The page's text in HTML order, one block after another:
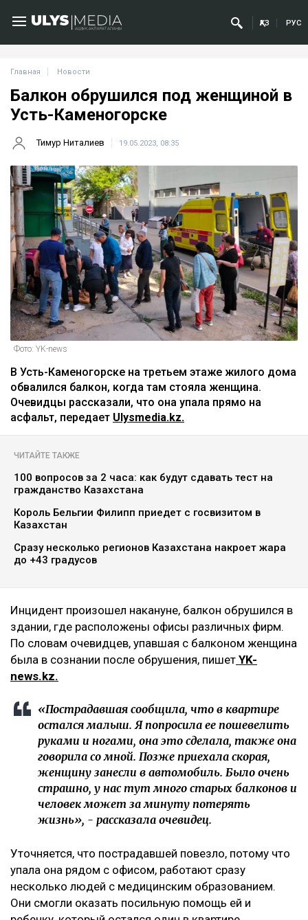
ҚАЗ РУС
Главная Новости
Балкон обрушился под женщиной в
Усть-Каменогорске
Тимур Ниталиев 19.05.2023, 08:35
Фото: YK-news
В Усть-Каменогорске на третьем этаже жилого дома
обвалился балкон, когда там стояла женщина.
Очевидцы рассказали, что она упала прямо на
асфальт, передает Ulysmedia.kz.
ЧИТАЙТЕ ТАКЖЕ
100 вопросов за 2 часа: как будут сдавать тест на
гражданство Казахстана
Король Бельгии Филипп приедет с госвизитом в
Казахстан
Сразу несколько регионов Казахстана накроет жара
до +43 градусов
Инцидент произошел накануне, балкон обрушился в
здании, где расположены офисы различных фирм.
По словам очевидцев, упавшая с балконом женщина
была в сознании после обрушения, пишет YK-
news.kz.
«Пострадавшая сообщила, что в квартире
остался малыш. Я попросила ее пошевелить
руками и ногами, она это сделала, также она
говорила со мной. Позже приехала скорая,
женщину занесли в автомобиль. Было очень
страшно, у нас тут много старых балконов и
человек может за минуту потерять
жизнь», - рассказала очевидец.
Уточняется, что пострадавшей повезло, потому что
упала она рядом с офисом, работают сразу
несколько людей с медицинским образованием.
Они смогли оказать посильную помощь ей и